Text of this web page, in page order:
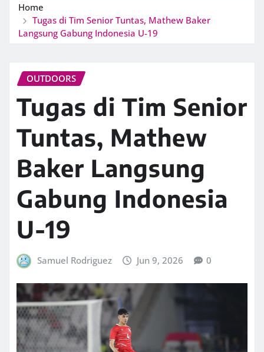
Home
Tugas di Tim Senior Tuntas, Mathew Baker
Langsung Gabung Indonesia U-19
OUTDOORS
Tugas di Tim Senior
Tuntas, Mathew
Baker Langsung
Gabung Indonesia
U-19
Samuel Rodriguez Jun 9, 2026 0